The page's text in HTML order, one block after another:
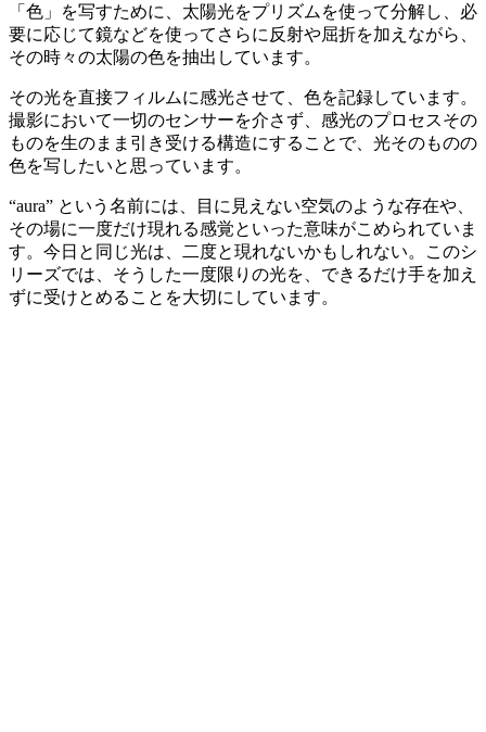
「色」を写すために、太陽光をプリズムを使って分解し、必
要に応じて鏡などを使ってさらに反射や屈折を加えながら、
その時々の太陽の色を抽出しています。
その光を直接フィルムに感光させて、色を記録しています。
撮影において一切のセンサーを介さず、感光のプロセスその
ものを生のまま引き受ける構造にすることで、光そのものの
色を写したいと思っています。
“aura” という名前には、目に見えない空気のような存在や、
その場に一度だけ現れる感覚といった意味がこめられていま
す。今日と同じ光は、二度と現れないかもしれない。このシ
リーズでは、そうした一度限りの光を、できるだけ手を加え
ずに受けとめることを大切にしています。